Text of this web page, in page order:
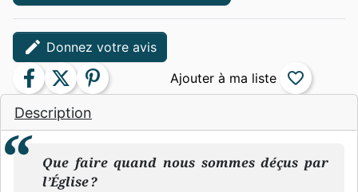
Description
Que faire quand nous sommes déçus par
l’Église ?
edit Donnez votre avis
facebook twitter pinterest favorite_border